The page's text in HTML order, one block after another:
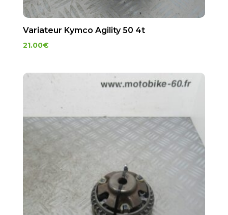
Variateur Kymco Agility 50 4t
21.00€